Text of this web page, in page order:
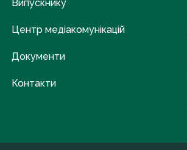
Випускнику
Центр медіакомунікацій
Документи
Контакти